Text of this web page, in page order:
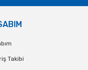
Takibi